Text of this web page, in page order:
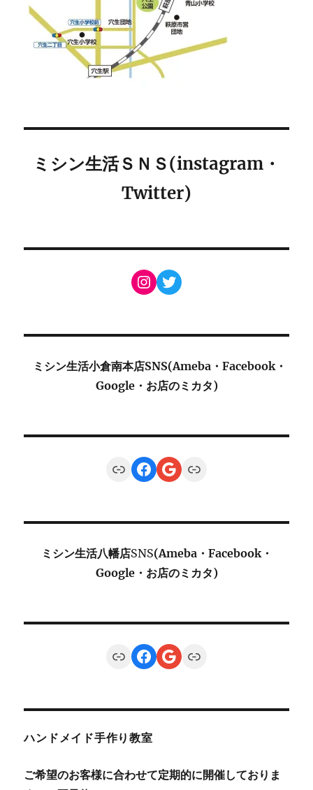
ミシン生活ＳＮＳ(instagram・
Twitter)
Instagram
Twitter
ミシン生活小倉南本店SNS(Ameba・Facebook・
Google・お店のミカタ)
LinkFacebook
Google
Link
ミシン生活八幡店SNS(Ameba・Facebook・
Google・お店のミカタ)
LinkFacebook
Google
Link
ハンドメイド手作り教室
ご希望のお客様に合わせて定期的に開催しておりま